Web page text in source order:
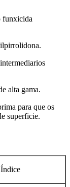
funxicida
alta gama.
para que os
superficie.
Índice